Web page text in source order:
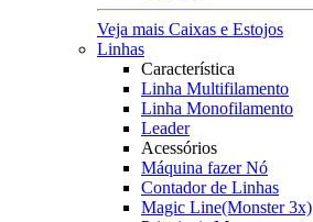
Veja mais Caixas e Estojos
Linhas
Característica
Linha Multifilamento
Linha Monofilamento
Leader
Acessórios
Máquina fazer Nó
Contador de Linhas
Magic Line(Monster 3x)